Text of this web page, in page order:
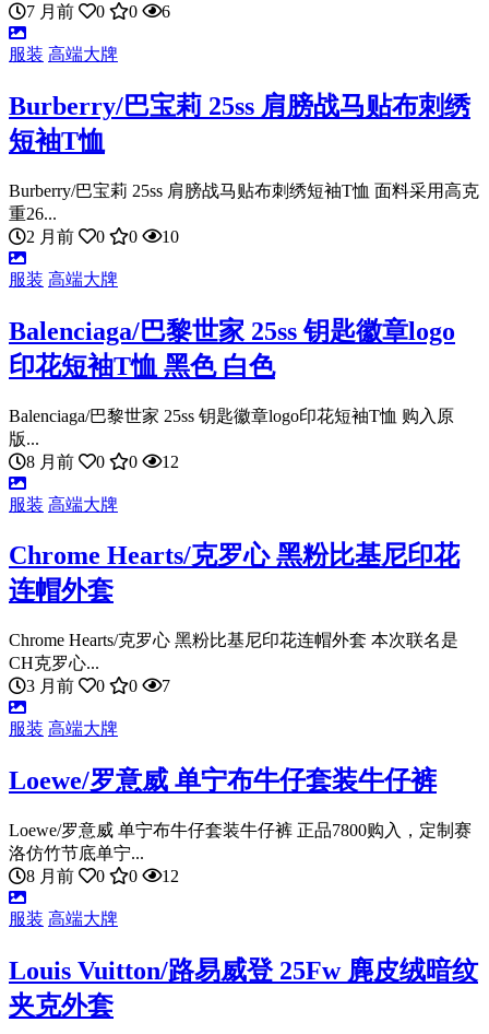
7 月前
0 0 6
服装 高端大牌
Burberry/巴宝莉 25ss 肩膀战马贴布刺绣
短袖T恤
Burberry/巴宝莉 25ss 肩膀战马贴布刺绣短袖T恤 面料采用高克
重26...
2 月前
0 0 10
服装 高端大牌
Balenciaga/巴黎世家 25ss 钥匙徽章logo
印花短袖T恤 黑色 白色
Balenciaga/巴黎世家 25ss 钥匙徽章logo印花短袖T恤 购入原
版...
8 月前
0 0 12
服装 高端大牌
Chrome Hearts/克罗心 黑粉比基尼印花
连帽外套
Chrome Hearts/克罗心 黑粉比基尼印花连帽外套 本次联名是
CH克罗心...
3 月前
0 0 7
服装 高端大牌
Loewe/罗意威 单宁布牛仔套装牛仔裤
Loewe/罗意威 单宁布牛仔套装牛仔裤 正品7800购入，定制赛
洛仿竹节底单宁...
8 月前
0 0 12
服装 高端大牌
Louis Vuitton/路易威登 25Fw 麂皮绒暗纹
夹克外套